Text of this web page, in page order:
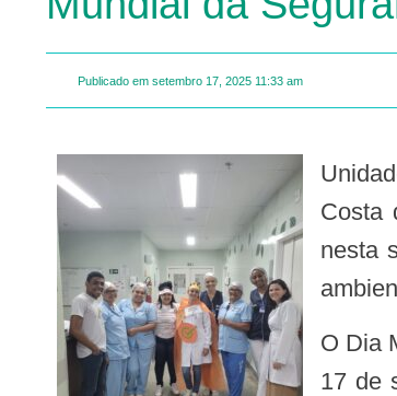
Publicado em setembro 17, 2025 11:33 am
Unidade da Secretaria da Saúde do Estado da Bahia (Sesab) localizada em Ilhéus, o Hospital Regional
Costa
nesta
O Dia Mundial da Segurança do Paciente, estabelecido pela Organização Mundial da Saúde (OMS) em
17 de